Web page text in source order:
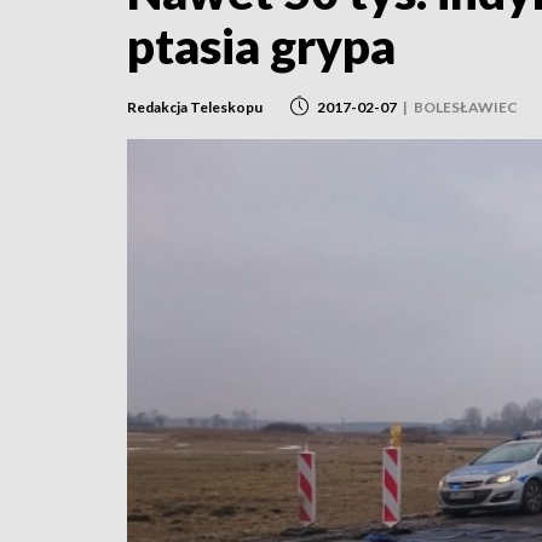
ptasia grypa
Redakcja Teleskopu 2017-02-07 | BOLESŁAWIEC